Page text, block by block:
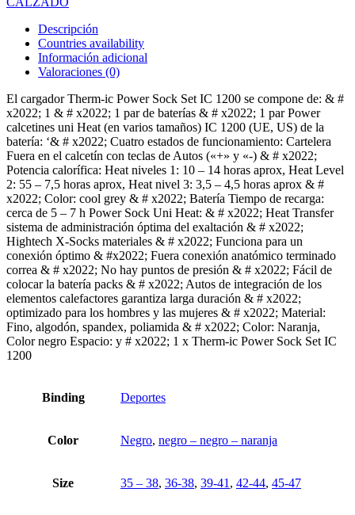
Descripción
Countries availability
Información adicional
Valoraciones (0)
El cargador Therm-ic Power Sock Set IC 1200 se compone de: & #
x2022; 1 & # x2022; 1 par de baterías & # x2022; 1 par Power
calcetines uni Heat (en varios tamaños) IC 1200 (UE, US) de la
batería: ‘& # x2022; Cuatro estados de funcionamiento: Cartelera
Fuera en el calcetín con teclas de Autos («+» y «-) & # x2022;
Potencia calorífica: Heat niveles 1: 10 – 14 horas aprox, Heat Level
2: 55 – 7,5 horas aprox, Heat nivel 3: 3,5 – 4,5 horas aprox & #
x2022; Color: cool grey & # x2022; Batería Tiempo de recarga:
cerca de 5 – 7 h Power Sock Uni Heat: & # x2022; Heat Transfer
sistema de administración óptima del exaltación & # x2022;
Hightech X-Socks materiales & # x2022; Funciona para un
conexión óptimo & #x2022; Fuera conexión anatómico terminado
correa & # x2022; No hay puntos de presión & # x2022; Fácil de
colocar la batería packs & # x2022; Autos de integración de los
elementos calefactores garantiza larga duración & # x2022;
optimizado para los hombres y las mujeres & # x2022; Material:
Fino, algodón, spandex, poliamida & # x2022; Color: Naranja,
Color negro Espacio: y # x2022; 1 x Therm-ic Power Sock Set IC
1200
Binding Deportes
Color Negro, negro – negro – naranja
Size 35 – 38, 36-38, 39-41 , 42-44, 45-47